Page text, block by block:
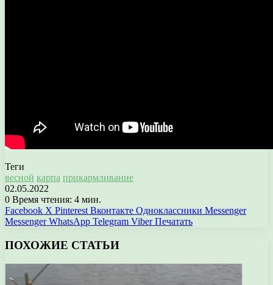
Теги
весной карпа прикармливание
02.05.2022
0 Время чтения: 4 мин.
Facebook X Pinterest Вконтакте Одноклассники Messenger
Messenger WhatsApp Telegram Viber Печатать
ПОХОЖИЕ СТАТЬИ